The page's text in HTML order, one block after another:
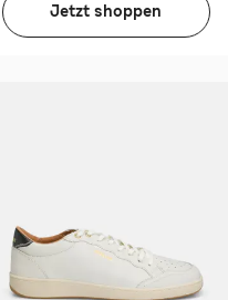
Jetzt shoppen